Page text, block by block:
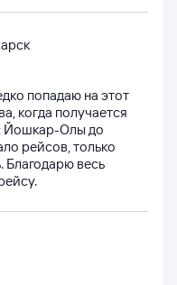
попадаю на этот
когда получается
Йошкар-Олы до
рейсов, только
Благодарю весь